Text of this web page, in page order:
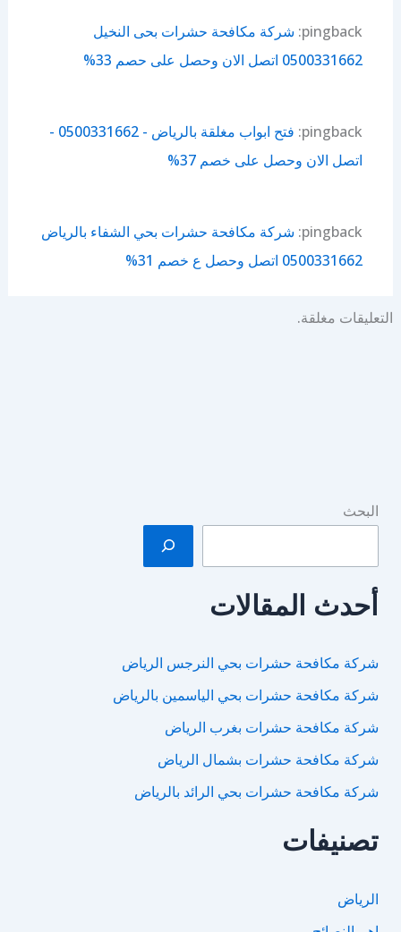
pingback: شركة مكافحة حشرات بحى النخيل
0500331662 اتصل الان وحصل على حصم 33%
pingback:
فتح ابواب مغلقة بالرياض - 0500331662 -
اتصل الان وحصل على خصم 37%
pingback: شركة مكافحة حشرات بحي الشفاء بالرياض
0500331662 اتصل وحصل ع خصم 31%
التعليقات مغلقة.
البحث
أحدث المقالات
شركة مكافحة حشرات بحي النرجس الرياض
شركة مكافحة حشرات بحي الياسمين بالرياض
شركة مكافحة حشرات بغرب الرياض
شركة مكافحة حشرات بشمال الرياض
شركة مكافحة حشرات بحي الرائد بالرياض
تصنيفات
الرياض